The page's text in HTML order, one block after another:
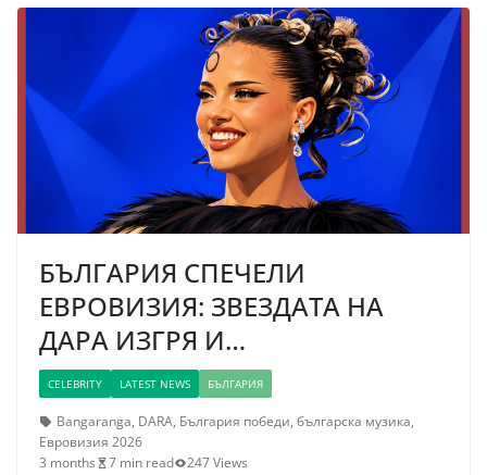
БЪЛГАРИЯ СПЕЧЕЛИ
ЕВРОВИЗИЯ: ЗВЕЗДАТА НА
ДАРА ИЗГРЯ И…
CELEBRITY LATEST NEWS БЪЛГАРИЯ
Bangaranga, DARA, България победи, българска музика,
Евровизия 2026
3 months
7 min read 247 Views